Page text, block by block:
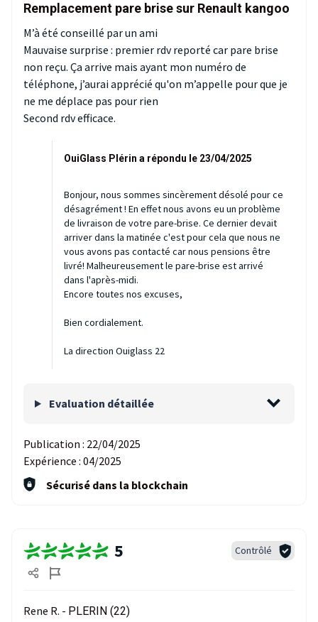
Remplacement pare brise sur Renault kangoo
M’à été conseillé par un ami
Mauvaise surprise : premier rdv reporté car pare brise
non reçu. Ça arrive mais ayant mon numéro de
téléphone, j’aurai apprécié qu'on m’appelle pour que je
ne me déplace pas pour rien
Second rdv efficace.
OuiGlass Plérin a répondu le 23/04/2025
Bonjour, nous sommes sincèrement désolé pour ce
désagrément ! En effet nous avons eu un problème
de livraison de votre pare-brise. Ce dernier devait
arriver dans la matinée c'est pour cela que nous ne
vous avons pas contacté car nous pensions être
livré! Malheureusement le pare-brise est arrivé
dans l'après-midi.
Encore toutes nos excuses,
Bien cordialement.
La direction Ouiglass 22
Evaluation détaillée
Publication : 22/04/2025
Expérience : 04/2025
Sécurisé dans la blockchain
5 Contrôlé
Rene R. - PLERIN (22)